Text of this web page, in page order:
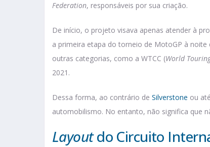
Federation, responsáveis por sua criação.
De início, o projeto visava apenas atender à
a primeira etapa do torneio de MotoGP à
outras categorias, como a WTCC (World
2021.
Dessa forma, ao contrário de Silverstone ou
automobilismo. No entanto, não significa que
Layoutdo Circuito